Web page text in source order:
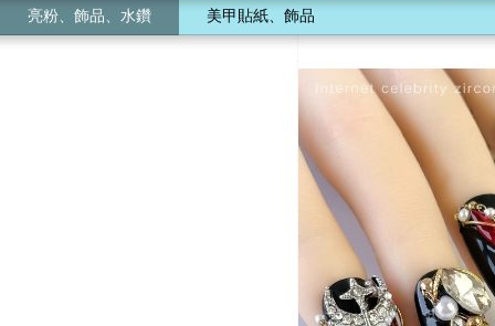
亮粉、飾品、水鑽 美甲貼紙、飾品